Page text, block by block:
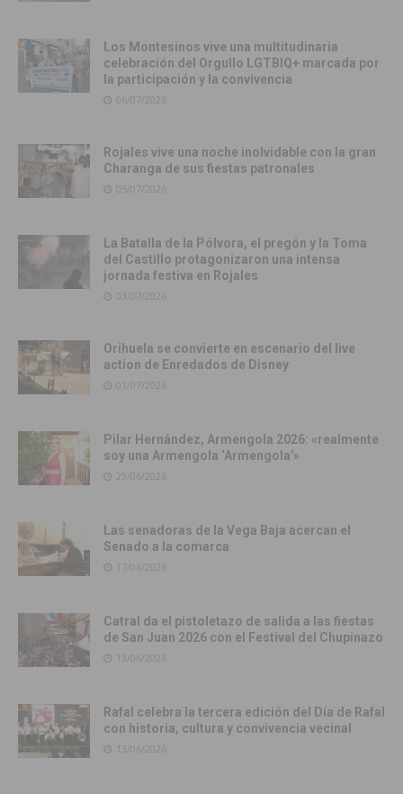
Los Montesinos vive una multitudinaria
celebración del Orgullo LGTBIQ+ marcada por
la participación y la convivencia
06/07/2026
Rojales vive una noche inolvidable con la gran
Charanga de sus fiestas patronales
05/07/2026
La Batalla de la Pólvora, el pregón y la Toma
del Castillo protagonizaron una intensa
jornada festiva en Rojales
03/07/2026
Orihuela se convierte en escenario del live
action de Enredados de Disney
01/07/2026
Pilar Hernández, Armengola 2026: «realmente
soy una Armengola ‘Armengola'»
29/06/2026
Las senadoras de la Vega Baja acercan el
Senado a la comarca
17/06/2026
Catral da el pistoletazo de salida a las fiestas
de San Juan 2026 con el Festival del Chupinazo
13/06/2026
Rafal celebra la tercera edición del Día de Rafal
con historia, cultura y convivencia vecinal
13/06/2026